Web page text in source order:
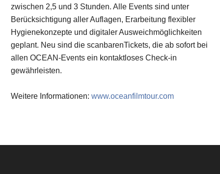
zwischen 2,5 und 3 Stunden. Alle Events sind unter
Berücksichtigung aller Auflagen, Erarbeitung flexibler
Hygienekonzepte und digitaler Ausweichmöglichkeiten
geplant. Neu sind die scanbarenTickets, die ab sofort bei
allen OCEAN-Events ein kontaktloses Check-in
gewährleisten.
Weitere Informationen:www.oceanfilmtour.com